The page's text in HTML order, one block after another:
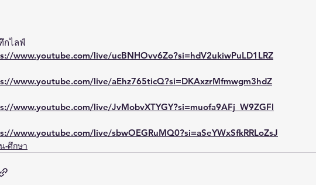
กไลฟ์
www.youtube.com/live/ucBNHOvv6Zo?si=hdV2ukiwPuLD1LRZ
www.youtube.com/live/aEhz765ticQ?si=DKAxzrMfmwgm3hdZ
www.youtube.com/live/JvMobvXTYGY?si=muofa9AFj_W9ZGFl
www.youtube.com/live/sbwOEGRuMQ0?si=aSeYWxSfkRRLoZsJ
-ศึกษา